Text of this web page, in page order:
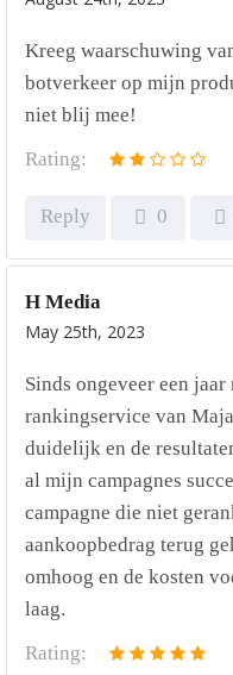
Kreeg waarschuwing
botverkeer op mijn
niet blij mee!
Rating:
Reply 0
H Media
May 25th, 2023
Sinds ongeveer een
rankingservice van
duidelijk en de
al mijn campagnes
campagne die niet
aankoopbedrag terug
omhoog en de kosten
laag.
Rating: